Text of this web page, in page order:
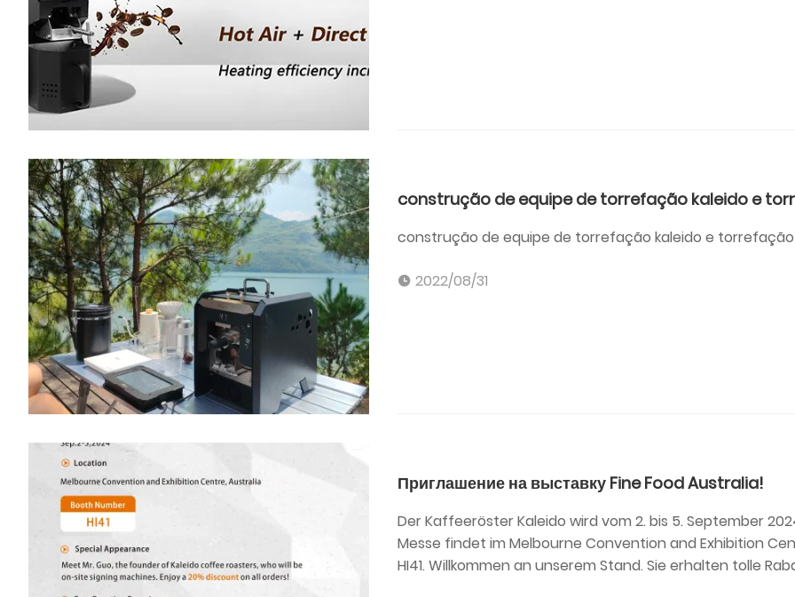
construção de equipe de torrefação kaleido e
construção de equipe de torrefação kaleido e torrefação
2022/08/31
Приглашение на выставку Fine Food Australia!
Der Kaffeeröster Kaleido wird vom 2. bis 5. September
Messe findet im Melbourne Convention and Exhibition
HI41. Willkommen an unserem Stand. Sie erhalten tolle